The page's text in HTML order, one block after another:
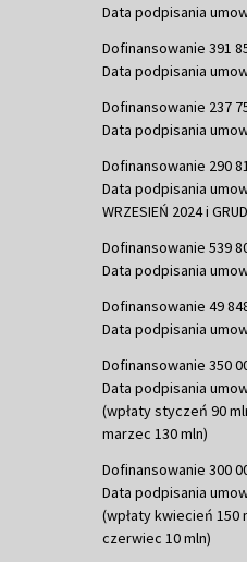
Data podpisania
Dofinansowanie 391
Data podpisania
Dofinansowanie 237
Data podpisania
Dofinansowanie 290
Data podpisania
WRZESIEŃ 2024 i
Dofinansowanie 539
Data podpisania
Dofinansowanie 49
Data podpisania
Dofinansowanie 350
Data podpisania
(wpłaty styczeń 90
marzec 130 mln)
Dofinansowanie 300
Data podpisania
(wpłaty kwiecień 150
czerwiec 10 mln)